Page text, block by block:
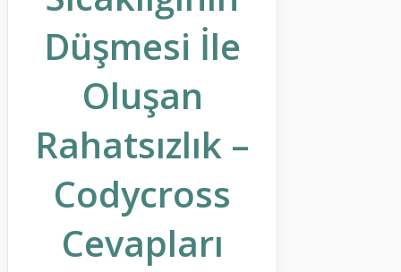
Düşmesi İle
Oluşan
Rahatsızlık –
Codycross
Cevapları